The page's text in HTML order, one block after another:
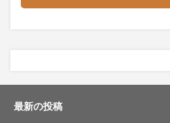
最新の投稿